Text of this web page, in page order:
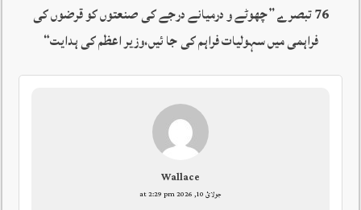
76 تبصرے ”
چھوٹے و درمیانے درجے کی صنعتوں کو قرضوں کی
فراہمی میں سہولیات فراہم کی جا ئیں،وزیر اعظم کی ہدایت“
Wallace
جولائ 10, 2026 at 2:29 pm